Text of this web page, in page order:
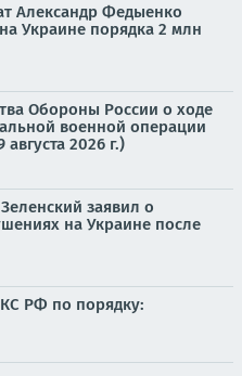
Александр Федыенко
Украине порядка 2 млн
Обороны России о ходе
военной операции
2026 г.)
заявил о
на Украине после
РФ по порядку: